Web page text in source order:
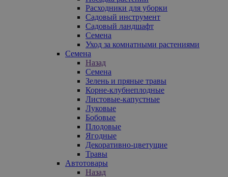
Расходники для уборки
Садовый инструмент
Садовый ландшафт
Семена
Уход за комнатными растениями
Семена
Назад
Семена
Зелень и пряные травы
Корне-клубнеплодные
Листовые-капустные
Луковые
Бобовые
Плодовые
Ягодные
Декоративно-цветущие
Травы
Автотовары
Назад